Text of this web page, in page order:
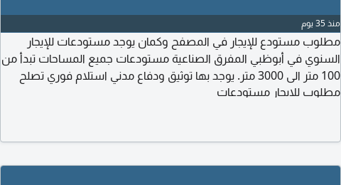
منذ 35 يوم
مطلوب مستودع للإيجار في المصفح وكمان يوجد مستودعات للإيجار
السنوي في أبوظبي المفرق الصناعية مستودعات جميع المساحات تبدأ من
100 متر الى 3000 متر. يوجد بها توثيق ودفاع مدني استلام فوري تصلح
لجميع الأنشطة للجادين فقط يمنع الوسطاء
مطلوب للايجار مستودعات